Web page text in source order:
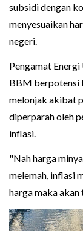
subsidi dengan
menyesuaikan
negeri.
Pengamat
BBM berpotensi
melonjak akibat
diperparah oleh
inflasi.
"Nah harga
melemah, inflasi
harga maka